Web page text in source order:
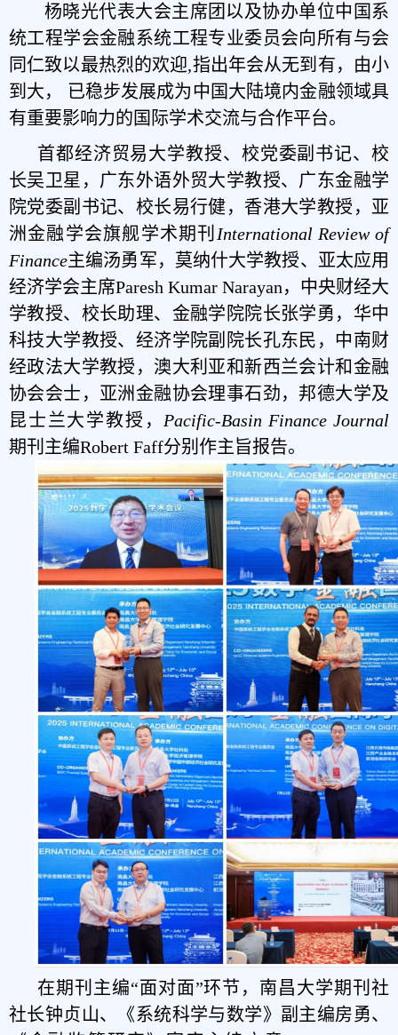
杨晓光代表大会主席团以及协办单位中国系
统工程学会金融系统工程专业委员会向所有与会
同仁致以最热烈的欢迎,指出年会从无到有，由小
到大， 已稳步发展成为中国大陆境内金融领域具
有重要影响力的国际学术交流与合作平台。
首都经济贸易大学教授、校党委副书记、校
长吴卫星，广东外语外贸大学教授、广东金融学
院党委副书记、校长易行健，香港大学教授，亚
洲金融学会旗舰学术期刊 International Review of
Finance主编汤勇军，莫纳什大学教授、亚太应用
经济学会主席Paresh Kumar Narayan，中央财经大
学教授、校长助理、金融学院院长张学勇，华中
科技大学教授、经济学院副院长孔东民，中南财
经政法大学教授，澳大利亚和新西兰会计和金融
协会会士，亚洲金融协会理事石劲，邦德大学及
昆士兰大学教授，Pacific-Basin Finance Journal
期刊主编Robert Faff分别作主旨报告。
在期刊主编“面对面”环节，南昌大学期刊社
社长钟贞山、《系统科学与数学》副主编房勇、